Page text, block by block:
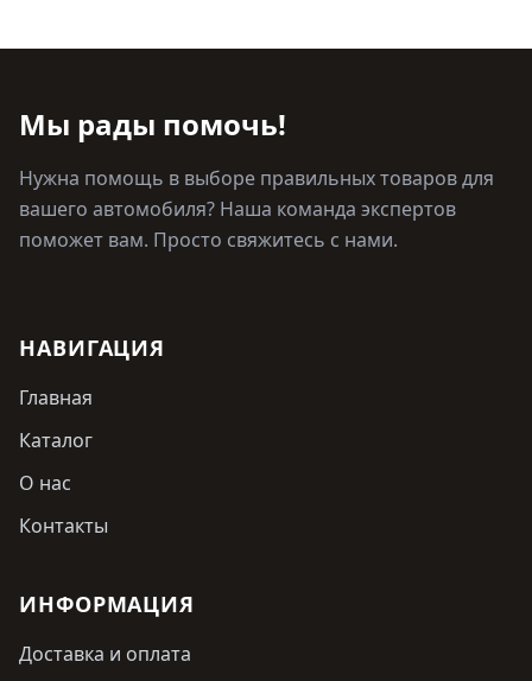
Мы рады помочь!
Нужна помощь в выборе правильных товаров для
вашего автомобиля? Наша команда экспертов
поможет вам. Просто свяжитесь с нами.
НАВИГАЦИЯ
Главная
Каталог
О нас
Контакты
ИНФОРМАЦИЯ
Доставка и оплата